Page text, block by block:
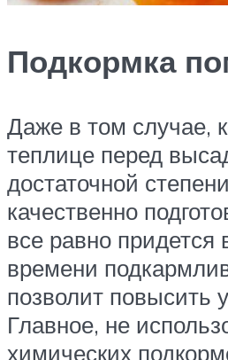
Подкормка
Даже в том случае,
теплице перед
достаточной
качественно
все равно придется
времени
позволит повысить
Главное, не
химических